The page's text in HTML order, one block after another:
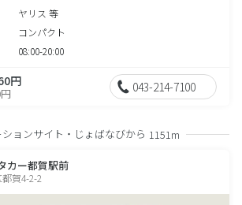
ヤリス 等
コンパクト
08:00-20:00
円 043-214-7100
ョンサイト・じょばなびから 1151m
カー都賀駅前
賀4-2-2